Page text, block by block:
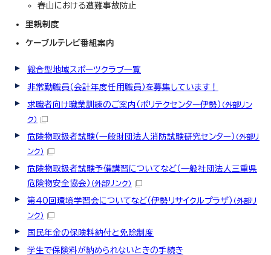
春山における遭難事故防止
里親制度
ケーブルテレビ番組案内
総合型地域スポーツクラブ一覧
非常勤職員（会計年度任用職員）を募集しています！
求職者向け職業訓練のご案内（ポリテクセンター伊勢） （外部リン
ク）
危険物取扱者試験（一般財団法人消防試験研究センター） （外部リ
ンク）
危険物取扱者試験予備講習についてなど（一般社団法人三重県
危険物安全協会） （外部リンク）
第40回環境学習会についてなど（伊勢リサイクルプラザ） （外部リ
ンク）
国民年金の保険料納付と免除制度
学生で保険料が納められないときの手続き